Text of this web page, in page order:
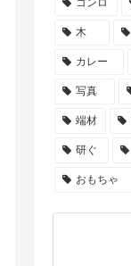
木
カレー
写真
端材
研ぐ
おもちゃ